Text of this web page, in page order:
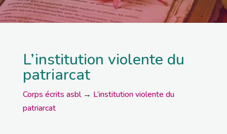
L’institution violente du
patriarcat
Corps écrits asbl→ L’institution violente du
patriarcat